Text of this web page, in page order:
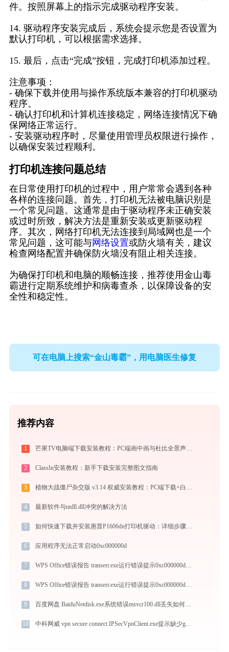
件。按照屏幕上的指示完成驱动程序安装。
14. 驱动程序安装完成后，系统会提示您是否设置为
默认打印机，可以根据需求选择。
15. 最后，点击“完成”按钮，完成打印机添加过程。
注意事项：
- 确保下载并使用与操作系统版本兼容的打印机驱动
程序。
- 确认打印机和计算机连接稳定，网络连接情况下确
保网络正常运行。
- 安装驱动程序时，尽量使用管理员权限进行操作，
以确保安装过程顺利。
打印机连接问题总结
在日常使用打印机的过程中，用户常常会遇到各种
各样的连接问题。首先，打印机无法被电脑识别是
一个常见问题。这通常是由于驱动程序未正确安装
或过时所致，解决方法是重新安装或更新驱动程
序。其次，网络打印机无法连接到局域网也是一个
常见问题，这可能与网络设置或防火墙有关，建议
检查网络配置并确保防火墙没有阻止相关连接。
为确保打印机和电脑的顺畅连接，推荐使用金山毒
霸进行定期系统维护和病毒查杀，以保障设备的安
全性和稳定性。
可在电脑上搜索“金山毒霸”，用电脑医生修复
推荐内容
1 芒果TV电脑端下载安装教程：PC端画中画与杜比全景声摸鱼神器评测
2 ClassIn安装教程：新手下载安装完整图文指南
3 植物大战僵尸杂交版 v3.14 权威安装教程：PC端下载+白屏闪退完美解决
4 最新软件与ntdll.dll冲突的解决方法
5 如何快速下载并安装惠普P1606dn打印机驱动：详细步骤解析
6 应用程序无法正常启动0xc000000d
7 WPS Office错误报告 transerr.exe运行错误提示0xc000000d的解决办法
8 WPS Office错误报告 transerr.exe运行错误提示0xc000000d的解决办法
9 百度网盘 BaiduNetdisk.exe系统错误msvcr100.dll丢失如何解决
10 中科网威 vpn secure connect IPSecVpnClient.exe提示缺少gdiplus.dll文件的解决办法